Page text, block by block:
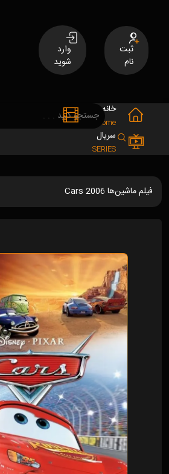
ثبت
نام
وارد
شوید
خانه
Home
سریال
SERIES
فیلم ماشین‌ها Cars 2006